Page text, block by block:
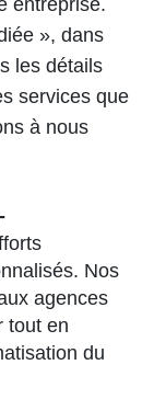
entreprise.
», dans
les détails
services que
à nous
Nos
agences
tout en
du